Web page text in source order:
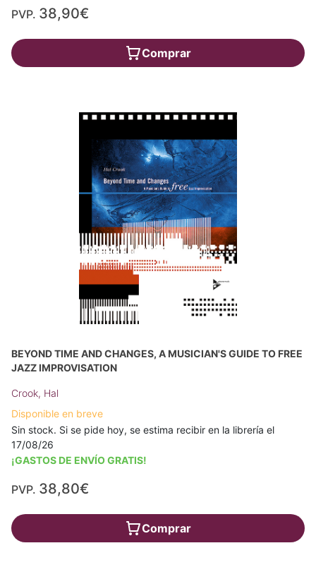
PVP. 38,90€
Comprar
BEYOND TIME AND CHANGES, A MUSICIAN'S GUIDE TO FREE
JAZZ IMPROVISATION
Crook, Hal
Disponible en breve
Sin stock. Si se pide hoy, se estima recibir en la librería el
17/08/26
¡GASTOS DE ENVÍO GRATIS!
PVP. 38,80€
Comprar